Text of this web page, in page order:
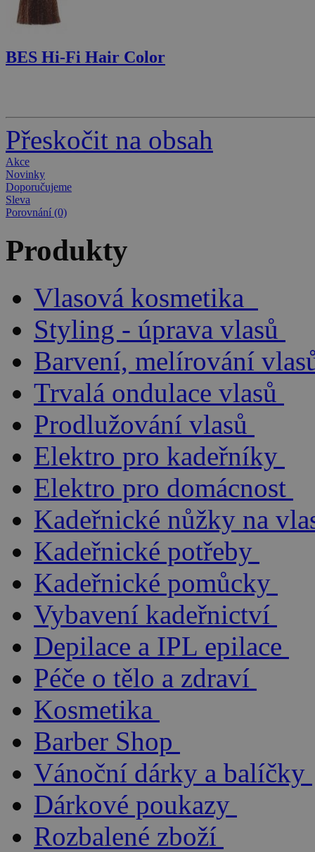
BES Hi-Fi Hair Color
Přeskočit na obsah
Akce
Novinky
Doporučujeme
Sleva
Porovnání (0)
Produkty
Vlasová kosmetika
Styling - úprava vlasů
Barvení, melírování
Trvalá ondulace vlasů
Prodlužování vlasů
Elektro pro kadeřníky
Elektro pro domácnost
Kadeřnické nůžky na
Kadeřnické potřeby
Kadeřnické pomůcky
Vybavení kadeřnictví
Depilace a IPL epilace
Péče o tělo a zdraví
Kosmetika
Barber Shop
Vánoční dárky a balíčky
Dárkové poukazy
Rozbalené zboží